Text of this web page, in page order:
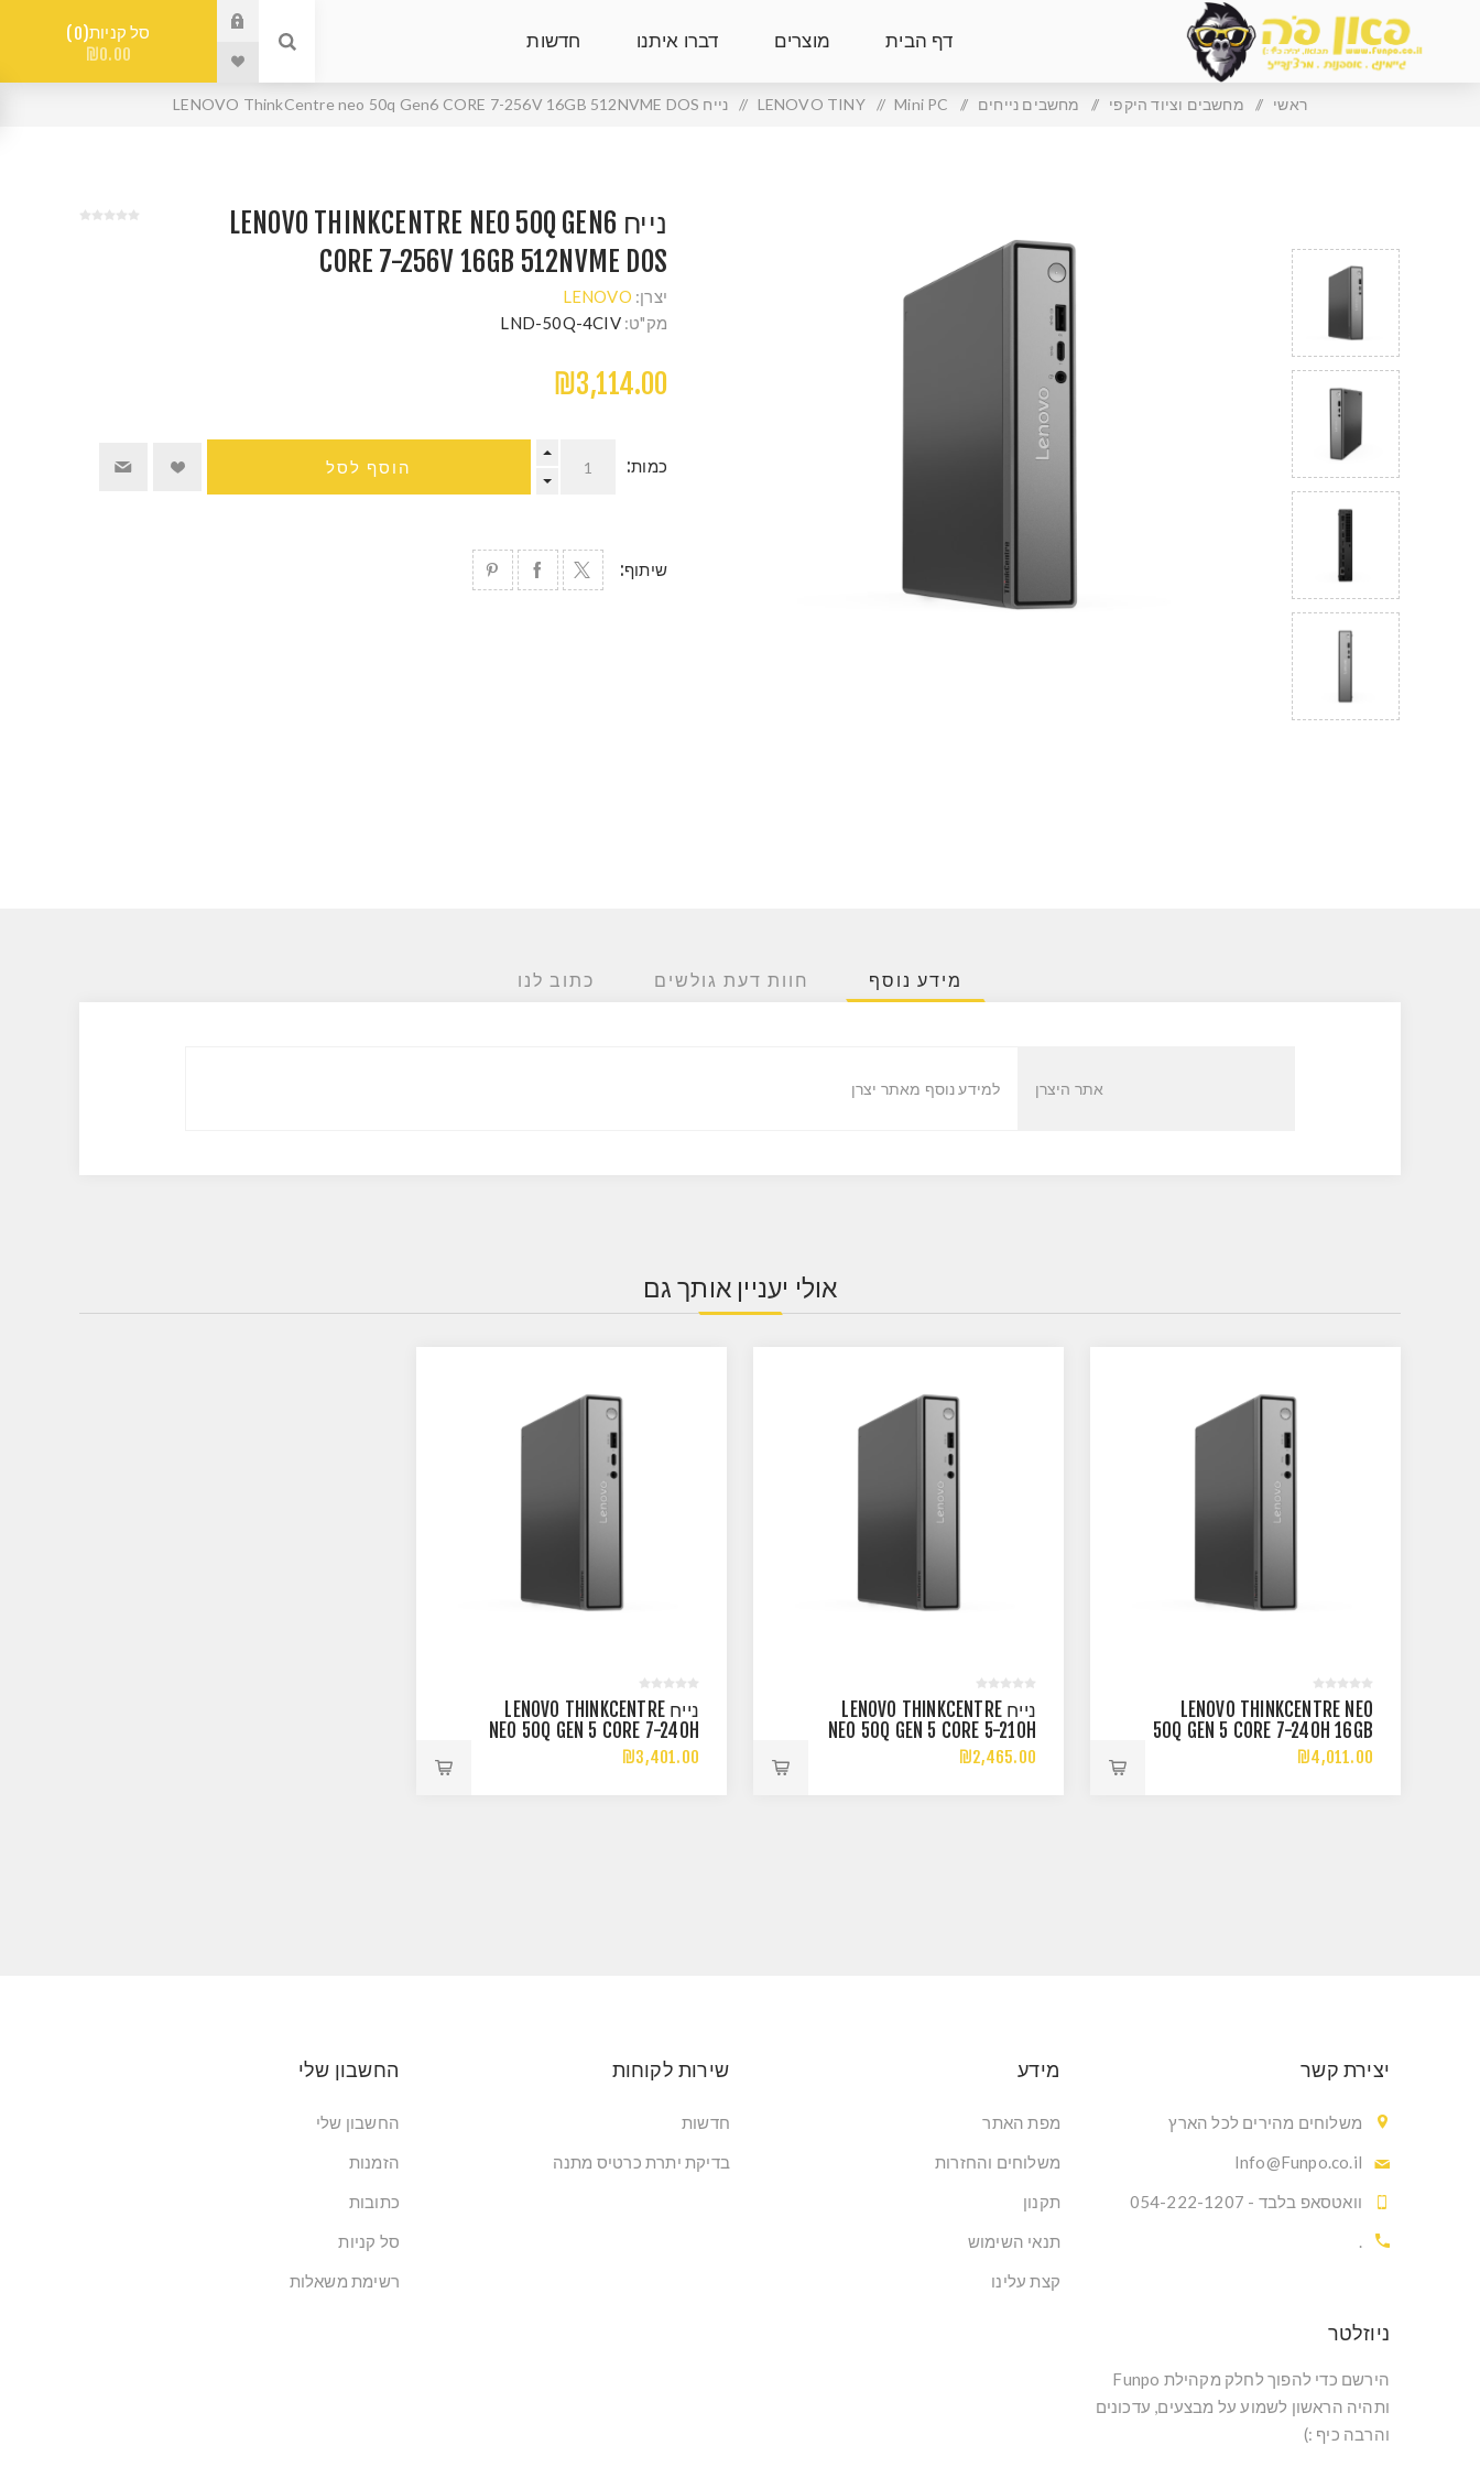
דף הבית מוצרים דברו איתנו חדשות סל קניות 0
₪0.00
ראשי / מחשבים וציוד היקפי / מחשבים נייחים /
Mini PC
/
LENOVO TINY
/ נייח LENOVO ThinkCentre neo 50q Gen6 CORE 7-256V 16GB 512NVME DOS
נייח LENOVO THINKCENTRE NEO 50Q GEN6
CORE 7-256V 16GB 512NVME DOS
יצרן: LENOVO
מק"ט: LND-50Q-4CIV
₪3,114.00
כמות: הוסף לסל
שיתוף:
מידע נוסף חוות דעת גולשים כתוב לנו
אתר היצרן למידע נוסף מאתר יצרן
אולי יעניין אותך גם
LENOVO THINKCENTRE NEO
50Q GEN 5 CORE 7-240H 16GB
512NVME WIN11P
₪4,011.00
נייח LENOVO THINKCENTRE
NEO 50Q GEN 5 CORE 5-210H
8GB 256NVME DOS
₪2,465.00
נייח LENOVO THINKCENTRE
NEO 50Q GEN 5 CORE 7-240H
16GB 512NVME DOS
₪3,401.00
יצירת קשר
משלוחים מהירים לכל הארץ
Info@Funpo.co.il
וואטסאפ בלבד - 054-222-1207
.
מידע
מפת האתר
משלוחים והחזרות
תקנון
תנאי השימוש
קצת עלינו
שירות לקוחות
חדשות
בדיקת יתרת כרטיס מתנה
החשבון שלי
החשבון שלי
הזמנות
כתובות
סל קניות
רשימת משאלות
ניוזלטר
הירשם כדי להפוך לחלק מקהילת Funpo
ותהיה הראשון לשמוע על מבצעים, עדכונים
והרבה כיף :)